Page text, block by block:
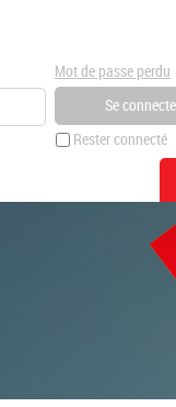
Rester connecté
Mot de passe perdu